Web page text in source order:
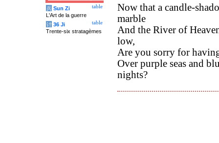
Now that a candle-
marble
And the River of
low,
Are you sorry for
Over purple seas and
nights?
table
兵 Sun Zi
L'Art de la guerre
table
计 36 Ji
Trente-six stratagèmes